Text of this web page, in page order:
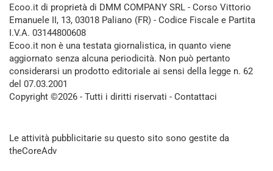
Ecoo.it di proprietà di DMM COMPANY SRL - Corso Vittorio
Emanuele II, 13, 03018 Paliano (FR) - Codice Fiscale e Partita
I.V.A. 03144800608
Ecoo.it non è una testata giornalistica, in quanto viene
aggiornato senza alcuna periodicità. Non può pertanto
considerarsi un prodotto editoriale ai sensi della legge n. 62
del 07.03.2001
Copyright ©2026 - Tutti i diritti riservati - Contattaci
Le attività pubblicitarie su questo sito sono gestite da
theCoreAdv